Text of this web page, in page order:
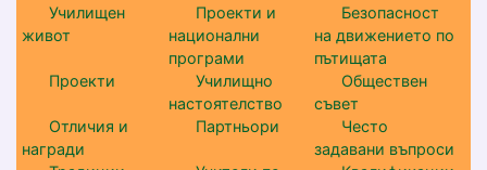
Училищен
живот
Проекти и
национални
програми
Безопасност
на движението по
пътищата
Проекти
Училищно
настоятелство
Обществен
съвет
Отличия и
награди
Партньори
Често
задавани въпроси